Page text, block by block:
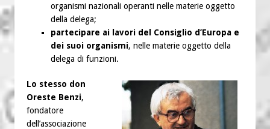
organismi nazionali operanti nelle materie oggetto
della delega;
partecipare ai lavori del Consiglio d’Europa e
dei suoi organismi, nelle materie oggetto della
delega di funzioni.
Lo stesso don
Oreste Benzi,
fondatore
dell’associazione